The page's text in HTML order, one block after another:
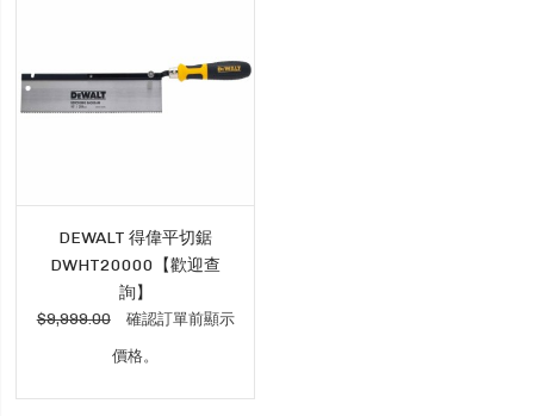
DEWALT 得偉平切鋸
DWHT20000【歡迎查
詢】
$9,999.00 確認訂單前顯示
價格。